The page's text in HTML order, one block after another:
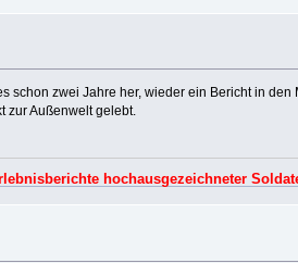
schon zwei Jahre her, wieder ein Bericht in
zur Außenwelt gelebt.
hochausgezeichneter